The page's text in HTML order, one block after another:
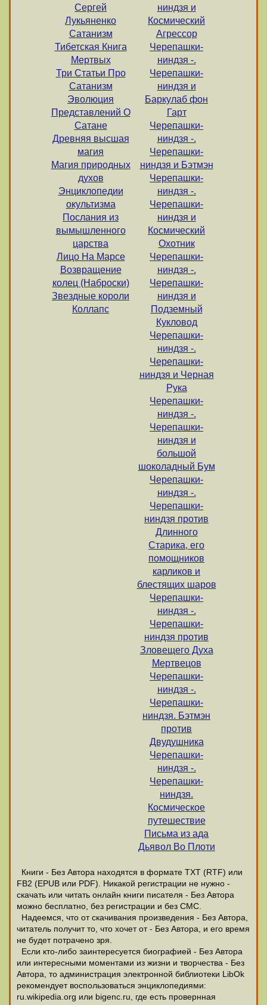
Сергей
Лукьяненко
Сатанизм
Тибетская Книга
Мертвых
Три Статьи Про
Сатанизм
Эволюция
Представлений О
Сатане
Древняя высшая
магия
Магия природных
духов
Энциклопедии
окультизма
Послания из
вымышленного
царства
Лицо На Марсе
Возвращение
колец (Наброски)
Звездные короли
Коллапс
ниндзя и
Космический
Агрессор
Черепашки-
ниндзя -.
Черепашки-
ниндзя и
Баркулаб фон
Гарт
Черепашки-
ниндзя -.
Черепашки-
ниндзя и Бэтмэн
Черепашки-
ниндзя -.
Черепашки-
ниндзя и
Космический
Охотник
Черепашки-
ниндзя -.
Черепашки-
ниндзя и
Подземный
Кукловод
Черепашки-
ниндзя -.
Черепашки-
ниндзя и Черная
Рука
Черепашки-
ниндзя -.
Черепашки-
ниндзя и
большой
шоколадный Бум
Черепашки-
ниндзя -.
Черепашки-
ниндзя против
Длинного
Старика, его
помощников
карликов и
блестящих шаров
Черепашки-
ниндзя -.
Черепашки-
ниндзя против
Зловещего Духа
Мертвецов
Черепашки-
ниндзя -.
Черепашки-
ниндзя. Бэтмэн
против
Двудушника
Черепашки-
ниндзя -.
Черепашки-
ниндзя.
Космическое
путешествие
Письма из ада
Дьявол Во Плоти
Книги - Без Автора находятся в формате ТХТ (RTF) или
FB2 (EPUB или PDF). Никакой регистрации не нужно -
скачать или читать онлайн книги писателя - Без Автора
можно бесплатно, без регистрации и без СМС.
Надеемся, что от скачивания произведения - Без Автора,
читатель получит то, что хочет от - Без Автора, и его время
не будет потрачено зря.
Если кто-либо заинтересуется биографией - Без Автора
или интересными моментами из жизни и творчества - Без
Автора, то администрация электронной библиотеки LibOk
рекомендует воспользоваться энциклопедиями:
ru.wikipedia.org или bigenc.ru, где есть провернная